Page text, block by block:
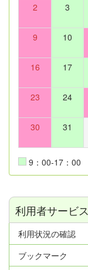
2 3
9 10
16 17
23 24
30 31
9：00-17：00
利用者サービス
利用状況の確認
ブックマーク